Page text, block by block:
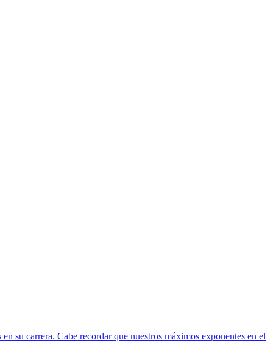
su carrera. Cabe recordar que nuestros máximos exponentes en el